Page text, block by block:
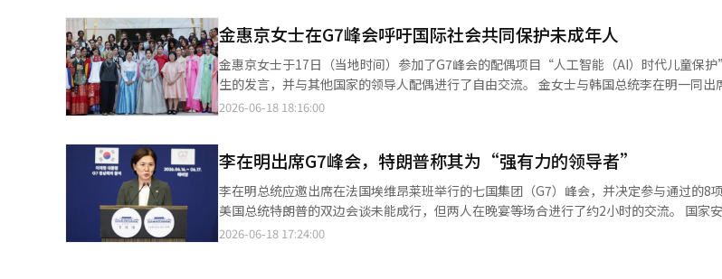
助。” 此次会晤被视为调整因关税争端和海上安全问题而冷却的两国关系。特朗普总统表示有意未来访问印度，但未
提供具体日程。※ 本报道经人工智能（AI）系统翻译与编辑。
了初步共识，但由于美国的301条贸易法调查和关税分歧，最终协议的达成一直被推迟。
认为不公平的贸易行为进行报复性关税等措施的审查。 莫迪总理请求保障在包括霍尔木兹海峡在内的海湾地区印度船
员的安全。他强调，“全球海上贸易中有数十万名印度船员在工作”，并指出在美国与伊
（MOU）执行过程中，保护这些船员至关重要。 此前，美国军方于9日表示，攻击了一艘巴劳籍油轮，称其违反了对
伊朗的海上封锁，导致3名印度船员遇难。此后，印度政府召见驻美大使进行抗议。 特朗普总统在谈及船员遇难事件
供帮助。” 此次会晤被视为调整因关税争端和海上安全问题而冷却的两国关系。特朗普总统表示有意在未来访问印
度，但未提供具体日程。※ 本报道经人工智能（AI）系统翻译与编辑。
金惠京女士在G7峰会呼吁国际社会共同保护未成年人
金惠京女士于17日（当地时间）参加了G7峰会的配偶项目“人工智能（AI）时代儿童保
生的发言，并与其他国家的领导人配偶进行了自由交流。 金女士与韩国总统李在明一同出
峰会，她对法国在未成年人保护方面的努力给予了积极评价，并表示：“在数字环境中保
求合影，金女士则教他们做“手指心”，并愉快地满足了他们的请求。 此外，金女士在“
近与其他配偶一起品尝矿泉水，并愉快地交流。 随后，金女士还参加了由马克龙夫人主办
自握住金女士的手，介绍午餐地点和菜品，表现出特别的关心，金女士也对此表示了感谢
报道经人工智能（AI）系统翻译与编辑。
2026-06-18 18:16:00
李在明出席G7峰会，特朗普称其为“强有力的领导者”
李在明总统应邀出席在法国埃维昂莱班举行的七国集团（G7）峰会，并决定参与通过的8
美国总统特朗普的双边会谈未能成行，但两人在晚宴等场合进行了约2小时的交流。 国家
日（当地时间）在瑞士日内瓦的新闻中心举行的简报会上表示：“前一天已通过的文件包
2026-06-18 17:24:00